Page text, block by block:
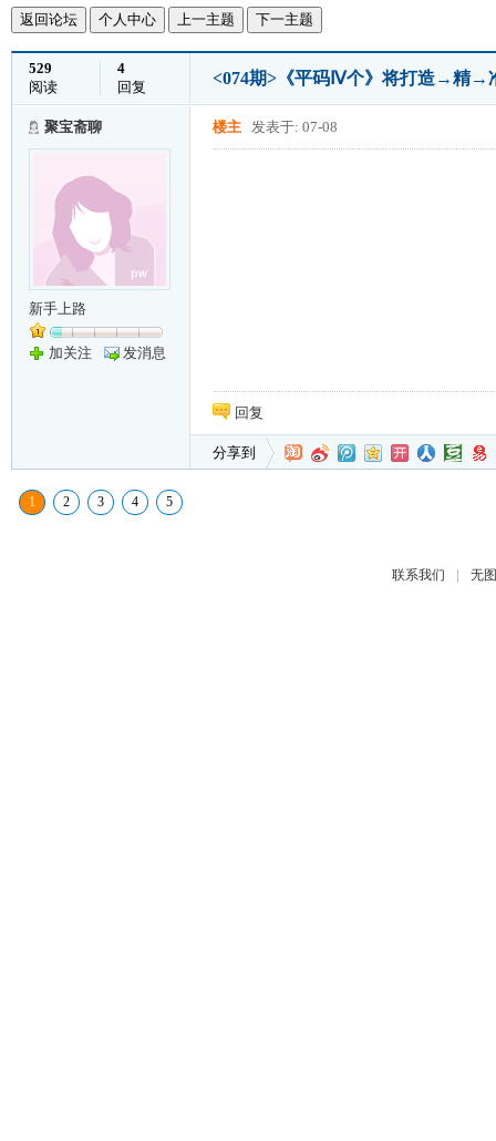
返回论坛 个人中心 上一主题 下一主题
529
阅读
4
回复
<074期>《平码Ⅳ个》将打造→
聚宝斋聊
新手上路
加关注 发消息
楼主 发表于: 07-08
回复
分享到
1 2 3 4 5
联系我们 | 无